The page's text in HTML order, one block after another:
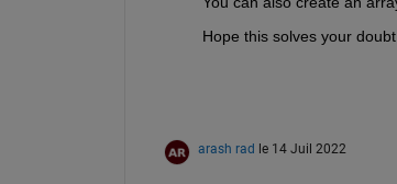
Hope this solves your
arash rad le 14 Juil 2022